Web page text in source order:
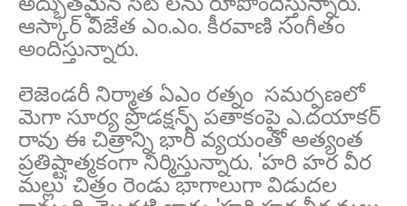
ఆస్కార్ విజేత ఎం.ఎం. కీరవాణి సంగీతం
అందిస్తున్నారు.
లెజెండరీ నిర్మాత ఏఎం రత్నం సమర్పణలో
మెగా సూర్య ప్రొడక్షన్స్ పతాకంపై ఎ.దయాకర్
రావు ఈ చిత్రాన్ని భారీ వ్యయంతో అత్యంత
ప్రతిష్టాత్మకంగా నిర్మిస్తున్నారు. 'హరి హర వీర
మల్లు' చిత్రం రెండు భాగాలుగా విడుదల